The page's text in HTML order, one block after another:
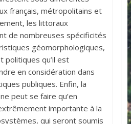
français, métropolitains et
les littoraux
de nombreuses spécificités
géomorphologiques,
politiques qu’il est
en considération dans
publiques. Enfin, la
peut se faire qu’en
importante à la
qui seront soumis